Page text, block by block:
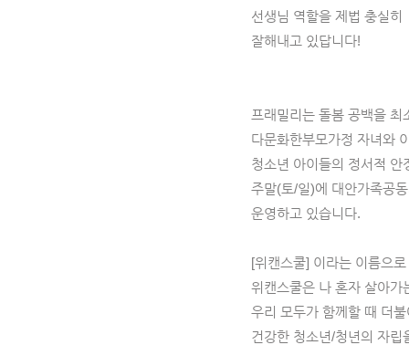
선생님 역할을 제법 충실히
잘해내고 있답니다!
프래밀리는 돌봄 공백을 최
다문화한부모가정 자녀와
청소년 아이들의 정서적 안
주말(토/일)에 대안가족공
운영하고 있습니다.
[위캔스쿨] 이라는 이름으
위캔스쿨은 나 혼자 살아가
우리 모두가 함께할 때 더
건강한 청소년/청년의 자립